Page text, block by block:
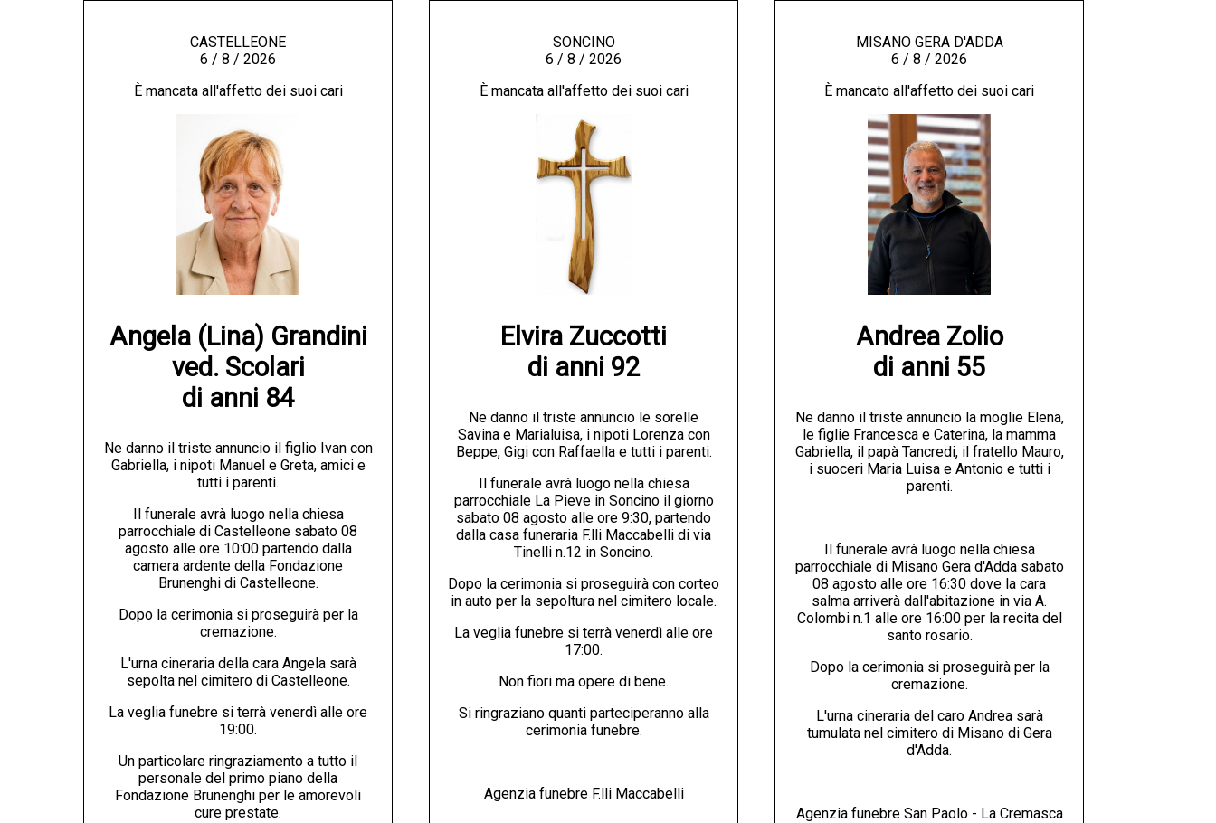
CASTELLEONE
6 / 8 / 2026
È mancata all'affetto dei suoi cari
Angela (Lina) Grandini
ved. Scolari
di anni 84
Ne danno il triste annuncio il figlio Ivan con
Gabriella, i nipoti Manuel e Greta, amici e
tutti i parenti.
Il funerale avrà luogo nella chiesa
parrocchiale di Castelleone sabato 08
agosto alle ore 10:00 partendo dalla
camera ardente della Fondazione
Brunenghi di Castelleone.
Dopo la cerimonia si proseguirà per la
cremazione.
L'urna cineraria della cara Angela sarà
sepolta nel cimitero di Castelleone.
La veglia funebre si terrà venerdì alle ore
19:00.
Un particolare ringraziamento a tutto il
personale del primo piano della
Fondazione Brunenghi per le amorevoli
cure prestate.
SONCINO
6 / 8 / 2026
È mancata all'affetto dei suoi cari
Elvira Zuccotti
di anni 92
Ne danno il triste annuncio le sorelle
Savina e Marialuisa, i nipoti Lorenza con
Beppe, Gigi con Raffaella e tutti i parenti.
Il funerale avrà luogo nella chiesa
parrocchiale La Pieve in Soncino il giorno
sabato 08 agosto alle ore 9:30, partendo
dalla casa funeraria F.lli Maccabelli di via
Tinelli n.12 in Soncino.
Dopo la cerimonia si proseguirà con corteo
in auto per la sepoltura nel cimitero locale.
La veglia funebre si terrà venerdì alle ore
17:00.
Non fiori ma opere di bene.
Si ringraziano quanti parteciperanno alla
cerimonia funebre.
Agenzia funebre F.lli Maccabelli
MISANO GERA D'ADDA
6 / 8 / 2026
È mancato all'affetto dei suoi cari
Andrea Zolio
di anni 55
Ne danno il triste annuncio la moglie Elena,
le figlie Francesca e Caterina, la mamma
Gabriella, il papà Tancredi, il fratello Mauro,
i suoceri Maria Luisa e Antonio e tutti i
parenti.
Il funerale avrà luogo nella chiesa
parrocchiale di Misano Gera d'Adda sabato
08 agosto alle ore 16:30 dove la cara
salma arriverà dall'abitazione in via A.
Colombi n.1 alle ore 16:00 per la recita del
santo rosario.
Dopo la cerimonia si proseguirà per la
cremazione.
L'urna cineraria del caro Andrea sarà
tumulata nel cimitero di Misano di Gera
d'Adda.
Agenzia funebre San Paolo - La Cremasca